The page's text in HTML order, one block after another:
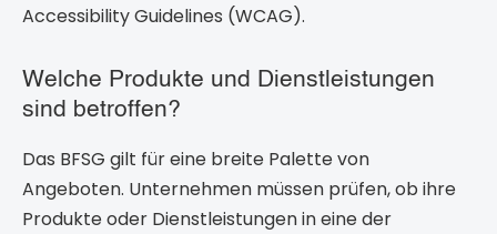
Accessibility Guidelines (WCAG).
Welche Produkte und Dienstleistungen
sind betroffen?
Das BFSG gilt für eine breite Palette von
Angeboten. Unternehmen müssen prüfen, ob ihre
Produkte oder Dienstleistungen in eine der